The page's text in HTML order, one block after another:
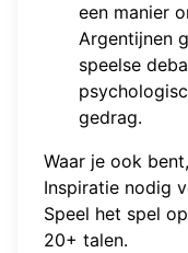
een manier
Argentijnen
speelse
gedrag.
Waar je ook
Inspiratie nodig
Speel het spel
20+ talen.